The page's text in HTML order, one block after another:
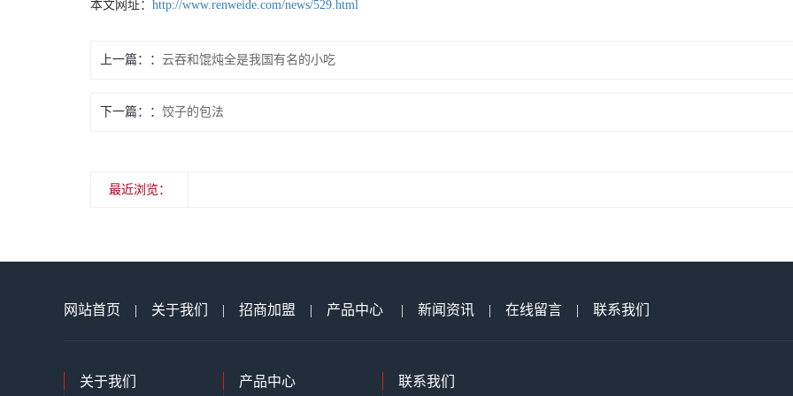
本文网址： http://www.renweide.com/news/529.html
上一篇： 云吞和馄炖全是我国有名的小吃
下一篇： 饺子的包法
最近浏览：
网站首页 | 关于我们 | 招商加盟 | 产品中心 | 新闻资讯 | 在线留言 | 联系我们
关于我们 产品中心 联系我们